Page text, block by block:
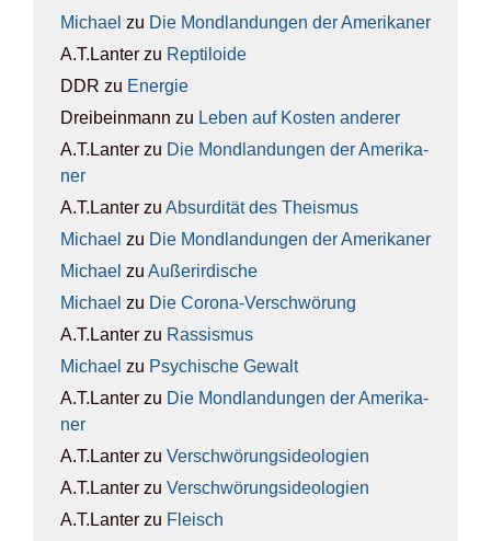
Michael zu Die Mond­lan­dun­gen der Ame­ri­ka­ner
A.T.Lanter zu Rep­ti­lo­ide
DDR zu Ener­gie
Dreibeinmann zu Leben auf Kos­ten ande­rer
A.T.Lanter zu Die Mond­lan­dun­gen der Ame­ri­ka­
ner
A.T.Lanter zu Absur­di­tät des The­is­mus
Michael zu Die Mond­lan­dun­gen der Ame­ri­ka­ner
Michael zu Außer­ir­di­sche
Michael zu Die Coro­na-Ver­schwö­rung
A.T.Lanter zu Ras­sis­mus
Michael zu Psy­chi­sche Gewalt
A.T.Lanter zu Die Mond­lan­dun­gen der Ame­ri­ka­
ner
A.T.Lanter zu Ver­schwö­rungs­ideo­lo­gien
A.T.Lanter zu Ver­schwö­rungs­ideo­lo­gien
A.T.Lanter zu Fleisch